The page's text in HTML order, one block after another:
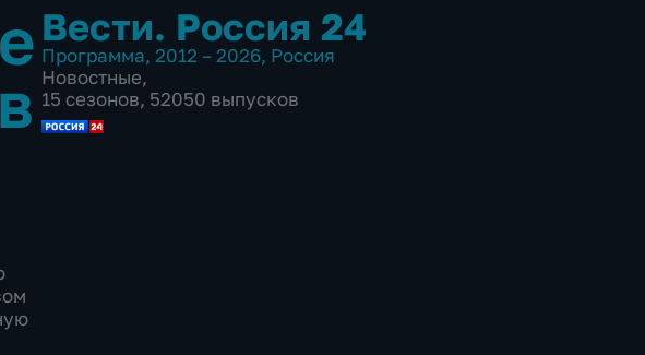
Вести. Россия 24
Программа, 2012 – 2026, Россия
Новостные,
15 сезонов, 52050 выпусков